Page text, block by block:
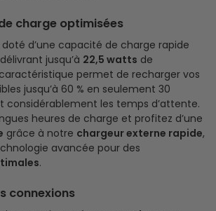
charge optimisées
d’une capacité de charge rapide
jusqu’à 22,5 watts de
permet de recharger vos
jusqu’à 60 % en seulement 30
considérablement les temps d’attente.
heures de charge et profitez d’une
grâce à notre chargeur externe rapide,
avancée pour des
.
connexions